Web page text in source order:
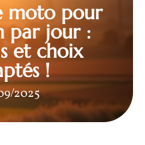
moto pour
par jour :
et choix
!
2025